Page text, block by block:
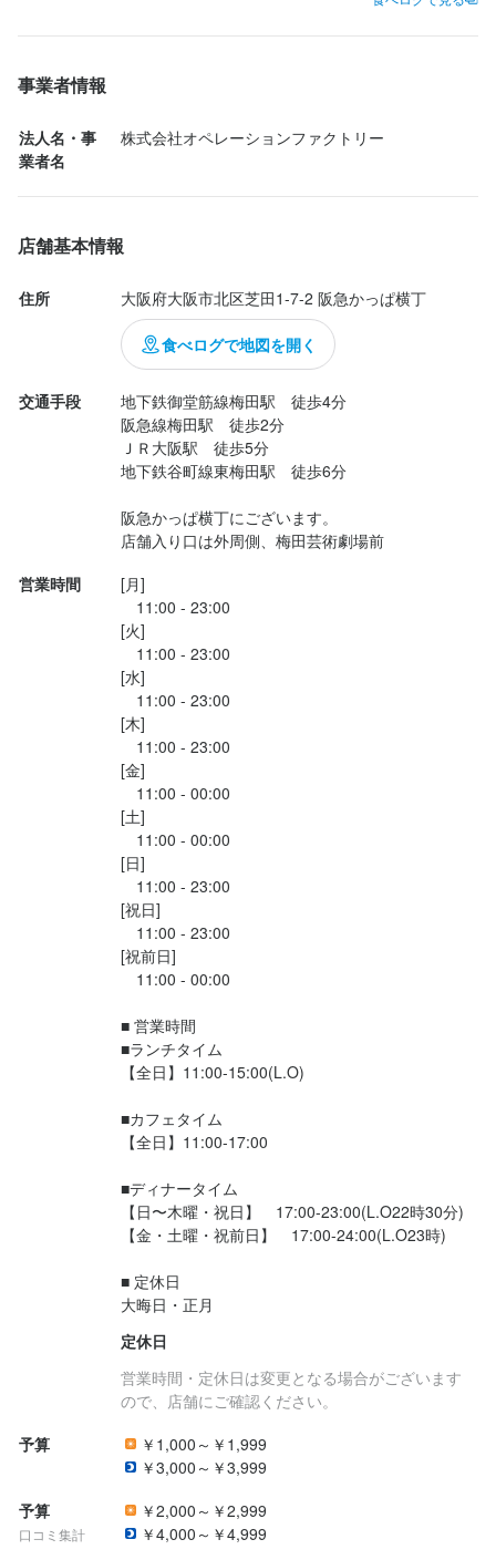
◻️窯焼き野菜の蟹味噌バーニャカウダ  759円
◻️自家製生地のマルゲリータ 1,196円
◻️発酵バターのカポナータトマトパスタ 1,417円
◻️3種の石窯焼ステーキ盛り合わせ 1,749円
最初に出てくるチャーム（1人550円）が自家製生地のフォカッチ
お代わりしたくなるけどピザやパスタも食べたいから我慢…
ピザはハーフ&ハーフもできちゃいますが、人気のマルゲリータが
イチオシ窯焼きで外はカリッと中はふわふわで耳までおいしくて
幸せ〜になります♡♡
背徳感あるバターたっぷりカポナー...
事業者情報
法人名・事
業者名
株式会社オペレーションファクトリー
店舗基本情報
住所 大阪府大阪市北区芝田1-7-2 阪急かっぱ横丁
食べログで地図を開く
交通手段
地下鉄御堂筋線梅田駅　徒歩4分
阪急線梅田駅　徒歩2分
ＪＲ大阪駅　徒歩5分
地下鉄谷町線東梅田駅　徒歩6分
阪急かっぱ横丁にございます。
店舗入り口は外周側、梅田芸術劇場前
営業時間
[月]
11:00 - 23:00
[火]
11:00 - 23:00
[水]
11:00 - 23:00
[木]
11:00 - 23:00
[金]
11:00 - 00:00
[土]
11:00 - 00:00
[日]
11:00 - 23:00
[祝日]
11:00 - 23:00
[祝前日]
11:00 - 00:00
■ 営業時間
■ランチタイム
【全日】11:00-15:00(L.O)
■カフェタイム
【全日】11:00-17:00
■ディナータイム
【日〜木曜・祝日】　17:00-23:00(L.O22時30分)
【金・土曜・祝前日】　17:00-24:00(L.O23時)
■ 定休日
大晦日・正月
定休日
営業時間・定休日は変更となる場合がございます
ので、店舗にご確認ください。
予算
￥1,000～￥1,999
￥3,000～￥3,999
予算
口コミ集計
￥2,000～￥2,999
￥4,000～￥4,999
身に付くスキル
ワインの知識
ウイスキーの知識
魚の知識
野菜の知識 チーズの知識 食器の知識
サービスマナー
テーブルマナー
求める人物像
・チームを大切にする方
・責任者を目指す方
茶屋町 ファクトリーカフェ
勤務地
大阪府大阪市北区芝田1-7-2 阪急かっぱ横丁
0806-145-1561
法人名・事業者名
株式会社オペレーションファクトリー
最終更新日2025/10/13
身に付くスキル
ワインの知識
ウイスキーの知識
魚の知識
野菜の知識 チーズの知識 食器の知識
サービスマナー
テーブルマナー
求める人物像
・チームを大切にする方
・責任者を目指す方
・ゆくゆく多業態の企画運営を任せられる方
茶屋町 ファクトリーカフェ
勤務地
大阪府大阪市北区芝田1-7-2 阪急かっぱ横丁
0806-145-1561
法人名・事業者名
株式会社オペレーションファクトリー
最終更新日2025/10/13
ワインの知識
魚の知識
野菜の知識
求める人物像
・強い顧客志向と、付加価値を生み出せる方
・チームを大切にする方
茶屋町 ファクトリーカフェ
大阪府大阪市北区芝田1-7-2 阪急かっぱ横丁
0806-145-1561
法人名・事業者名
株式会社オペレーションファクトリー
最終更新日2025/10/13
ワインの知識
魚の知識
野菜の知識
求める人物像
・強い顧客志向と、付加価値を生み出せる方
・チームを大切にする方
茶屋町 ファクトリーカフェ
大阪府大阪市北区芝田1-7-2 阪急かっぱ横丁
0806-145-1561
法人名・事業者名
株式会社オペレーションファクトリー
最終更新日2025/10/13